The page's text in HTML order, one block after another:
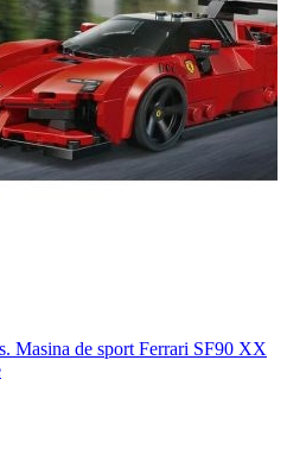
Masina de sport Ferrari SF90 XX